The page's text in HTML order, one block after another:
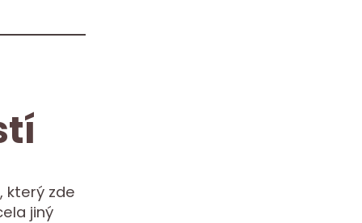
který zde
jiný